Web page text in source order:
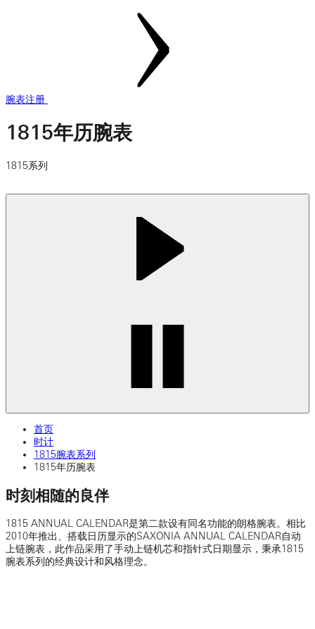
腕表注册
1815年历腕表
1815系列
首页
时计
1815腕表系列
1815年历腕表
时刻相随的良伴
1815 ANNUAL CALENDAR是第二款设有同名功能的朗格腕表。相比
2010年推出、搭载日历显示的SAXONIA ANNUAL CALENDAR自动
上链腕表，此作品采用了手动上链机芯和指针式日期显示，秉承1815
腕表系列的经典设计和风格理念。